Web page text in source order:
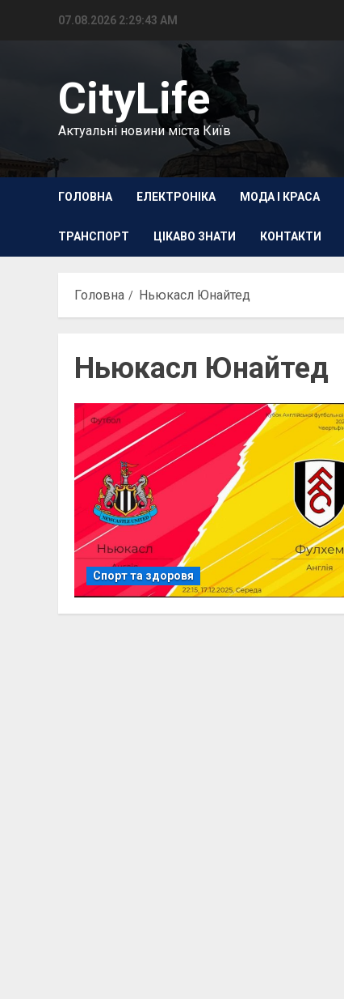
07.08.2026 2:29:44 AM
CityLife
Актуальні новини міста Київ
ГОЛОВНА ЕЛЕКТРОНІКА МОДА І КРАСА
ТРАНСПОРТ ЦІКАВО ЗНАТИ КОНТАКТИ
Головна Ньюкасл Юнайтед
Ньюкасл Юнайтед
Спорт та здоровя